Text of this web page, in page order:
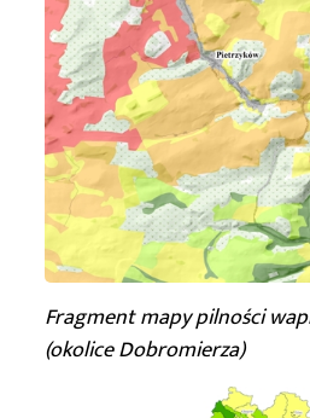
Fragment mapy pilności
(okolice Dobromierza)